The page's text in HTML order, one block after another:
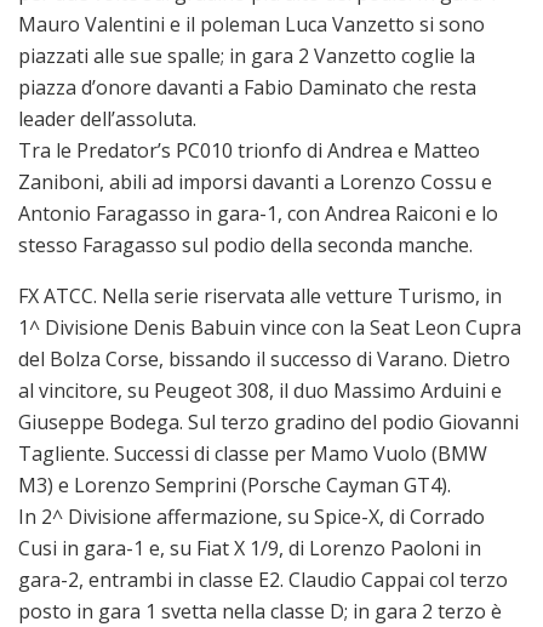
Mauro Valentini e il poleman Luca Vanzetto si sono
piazzati alle sue spalle; in gara 2 Vanzetto coglie la
piazza d’onore davanti a Fabio Daminato che resta
leader dell’assoluta.
Tra le Predator’s PC010 trionfo di Andrea e Matteo
Zaniboni, abili ad imporsi davanti a Lorenzo Cossu e
Antonio Faragasso in gara-1, con Andrea Raiconi e lo
stesso Faragasso sul podio della seconda manche.
FX ATCC. Nella serie riservata alle vetture Turismo, in
1^ Divisione Denis Babuin vince con la Seat Leon Cupra
del Bolza Corse, bissando il successo di Varano. Dietro
al vincitore, su Peugeot 308, il duo Massimo Arduini e
Giuseppe Bodega. Sul terzo gradino del podio Giovanni
Tagliente. Successi di classe per Mamo Vuolo (BMW
M3) e Lorenzo Semprini (Porsche Cayman GT4).
In 2^ Divisione affermazione, su Spice-X, di Corrado
Cusi in gara-1 e, su Fiat X 1/9, di Lorenzo Paoloni in
gara-2, entrambi in classe E2. Claudio Cappai col terzo
posto in gara 1 svetta nella classe D; in gara 2 terzo è